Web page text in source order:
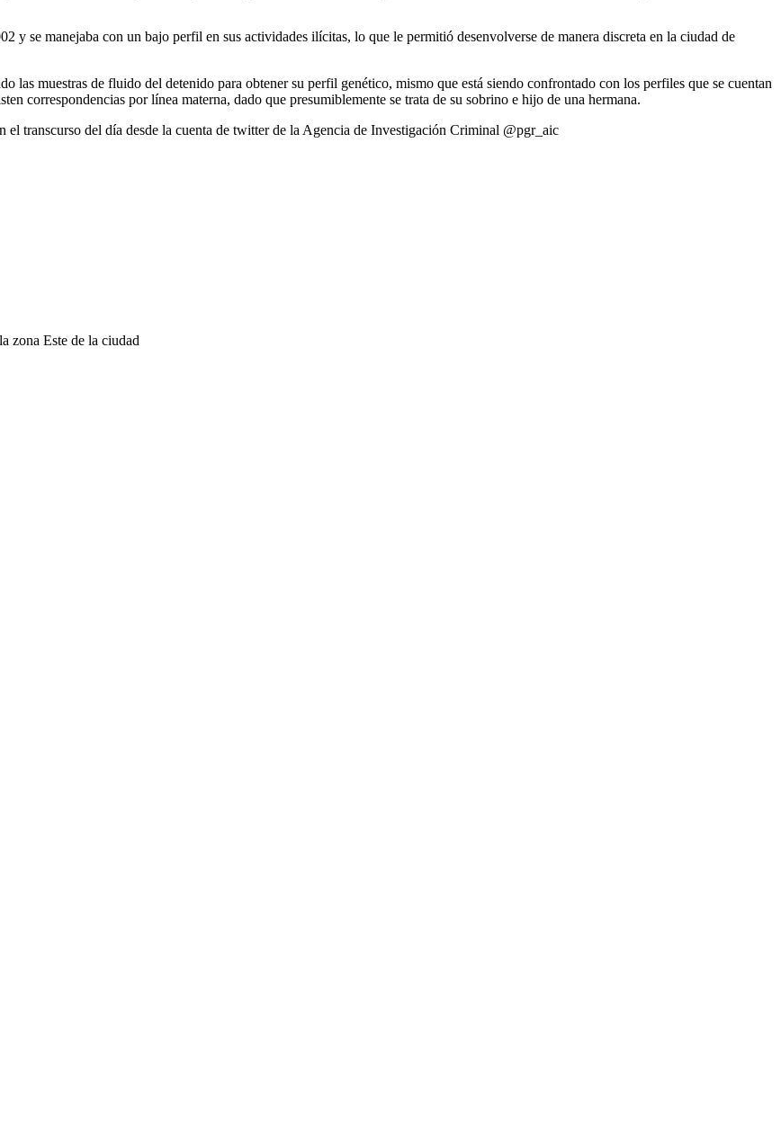
y se manejaba con un bajo perfil en sus actividades ilícitas, lo que le permitió desenvolverse de manera discreta en la ciudad de
las muestras de fluido del detenido para obtener su perfil genético, mismo que está siendo confrontado con los perfiles que se cuentan
correspondencias por línea materna, dado que presumiblemente se trata de su sobrino e hijo de una hermana.
el transcurso del día desde la cuenta de twitter de la Agencia de Investigación Criminal @pgr_aic
zona Este de la ciudad